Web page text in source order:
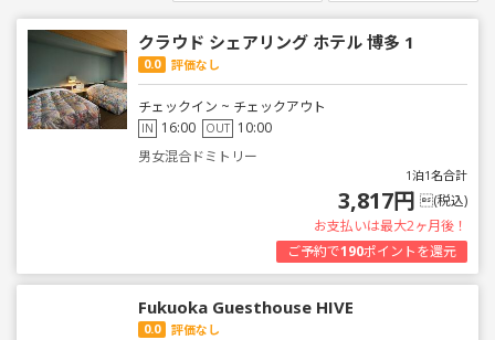
クラウド シェアリング ホテル 博多 1
0.0 評価なし
チェックイン ~ チェックアウト
IN 16:00 OUT 10:00
男女混合ドミトリー
1泊1名合計
3,817円 (税込)
お支払いは最大2ヶ月後！
ご予約で190ポイントを還元
Fukuoka Guesthouse HIVE
0.0 評価なし